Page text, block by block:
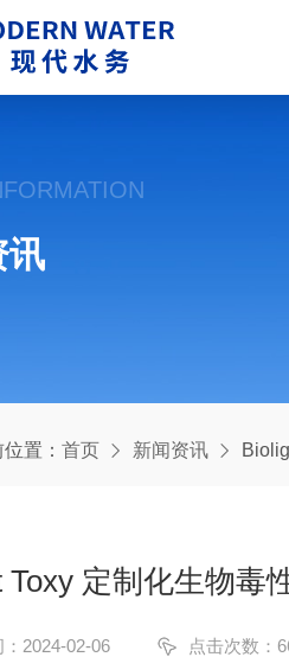
讯
位置：首页 新闻资讯
Toxy 定制化生物毒
2024-02-06 点击次数：